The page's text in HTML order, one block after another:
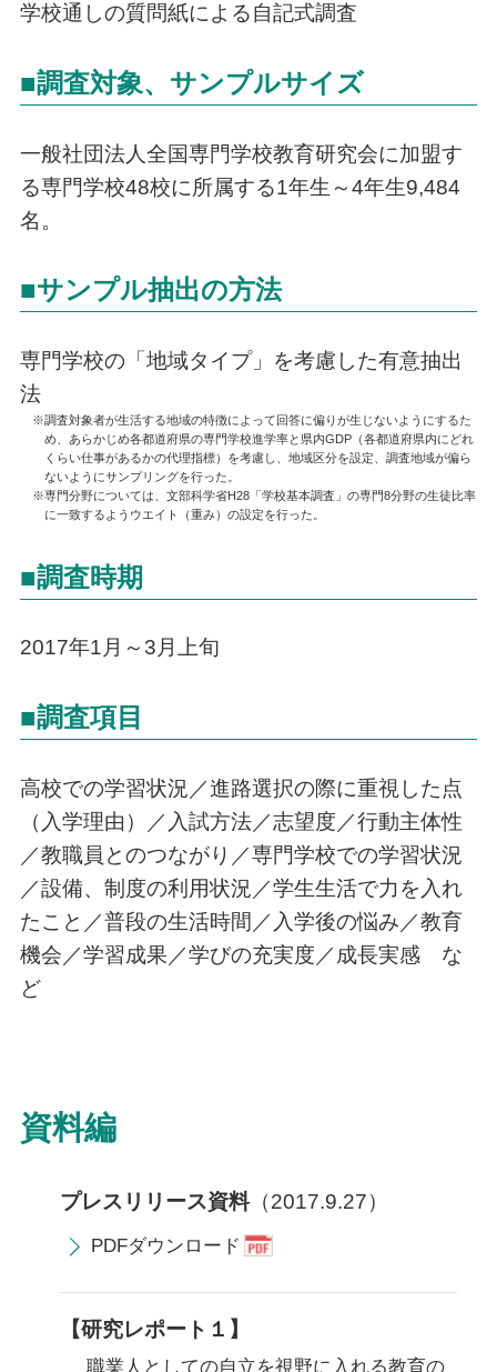
学校通しの質問紙による自記式調査
■調査対象、サンプルサイズ
一般社団法人全国専門学校教育研究会に加盟す
る専門学校48校に所属する1年生～4年生9,484
名。
■サンプル抽出の方法
専門学校の「地域タイプ」を考慮した有意抽出
法
※調査対象者が生活する地域の特徴によって回答に偏りが生じないようにするた
め、あらかじめ各都道府県の専門学校進学率と県内GDP（各都道府県内にどれ
くらい仕事があるかの代理指標）を考慮し、地域区分を設定、調査地域が偏ら
ないようにサンプリングを行った。
※専門分野については、文部科学省H28「学校基本調査」の専門8分野の生徒比率
に一致するようウエイト（重み）の設定を行った。
■調査時期
2017年1月～3月上旬
■調査項目
高校での学習状況／進路選択の際に重視した点
（入学理由）／入試方法／志望度／行動主体性
／教職員とのつながり／専門学校での学習状況
／設備、制度の利用状況／学生生活で力を入れ
たこと／普段の生活時間／入学後の悩み／教育
機会／学習成果／学びの充実度／成長実感 な
ど
資料編
プレスリリース資料（2017.9.27）
PDFダウンロード
【研究レポート１】
職業人としての自立を視野に入れる教育の